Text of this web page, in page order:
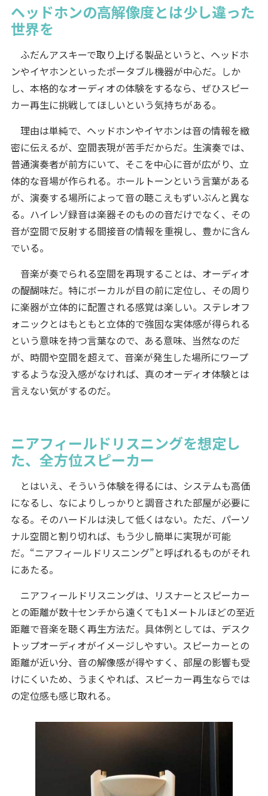
ヘッドホンの高解像度とは少し違った
世界を
ふだんアスキーで取り上げる製品というと、ヘッドホ
ンやイヤホンといったポータブル機器が中心だ。しか
し、本格的なオーディオの体験をするなら、ぜひスピー
カー再生に挑戦してほしいという気持ちがある。
理由は単純で、ヘッドホンやイヤホンは音の情報を緻
密に伝えるが、空間表現が苦手だからだ。生演奏では、
普通演奏者が前方にいて、そこを中心に音が広がり、立
体的な音場が作られる。ホールトーンという言葉がある
が、演奏する場所によって音の聴こえもずいぶんと異な
る。ハイレゾ録音は楽器そのものの音だけでなく、その
音が空間で反射する間接音の情報を重視し、豊かに含ん
でいる。
音楽が奏でられる空間を再現することは、オーディオ
の醍醐味だ。特にボーカルが目の前に定位し、その周り
に楽器が立体的に配置される感覚は楽しい。ステレオフ
ォニックとはもともと立体的で強固な実体感が得られる
という意味を持つ言葉なので、ある意味、当然なのだ
が、時間や空間を超えて、音楽が発生した場所にワープ
するような没入感がなければ、真のオーディオ体験とは
言えない気がするのだ。
ニアフィールドリスニングを想定し
た、全方位スピーカー
とはいえ、そういう体験を得るには、システムも高価
になるし、なによりしっかりと調音された部屋が必要に
なる。そのハードルは決して低くはない。ただ、パーソ
ナル空間と割り切れば、もう少し簡単に実現が可能
だ。“ニアフィールドリスニング”と呼ばれるものがそれ
にあたる。
ニアフィールドリスニングは、リスナーとスピーカー
との距離が数十センチから遠くても1メートルほどの至近
距離で音楽を聴く再生方法だ。具体例としては、デスク
トップオーディオがイメージしやすい。スピーカーとの
距離が近い分、音の解像感が得やすく、部屋の影響も受
けにくいため、うまくやれば、スピーカー再生ならでは
の定位感も感じ取れる。